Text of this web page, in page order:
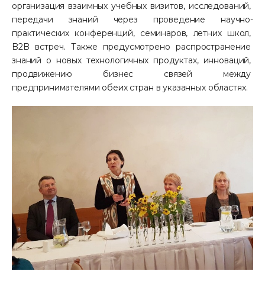
организация взаимных учебных визитов, исследований,
передачи знаний через проведение научно-
практических конференций, семинаров, летних школ,
B2B встреч. Также предусмотрено распространение
знаний о новых технологичных продуктах, инноваций,
продвижению бизнес связей между
предпринимателями обеих стран в указанных областях.